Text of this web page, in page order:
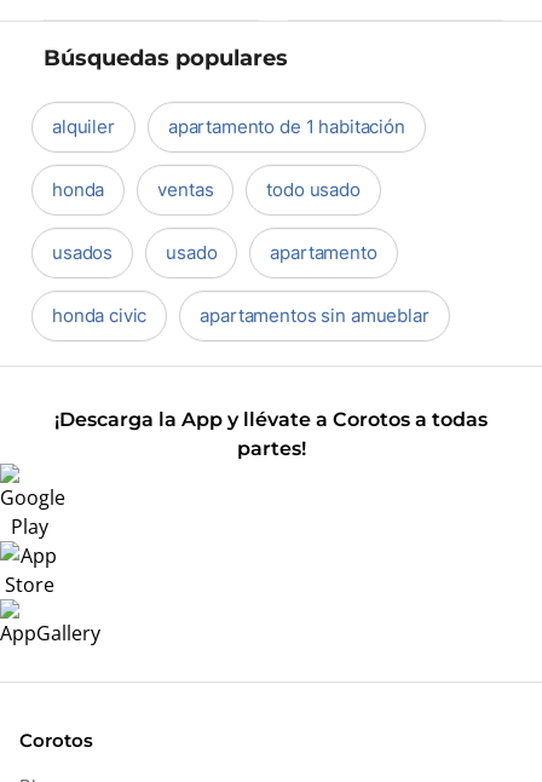
Búsquedas populares
alquiler apartamento de 1 habitación
honda ventas todo usado
usados usado apartamento
honda civic apartamentos sin amueblar
¡Descarga la App y llévate a Corotos a todas
partes!
Corotos